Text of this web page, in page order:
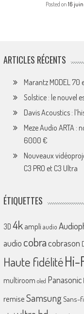
Posted on 16
ARTICLES RÉCENTS
Marantz MODEL
Solstice : le nouvel
Davis Acoustics :
Meze Audio ARTA
6000 €
Nouveaux
C3 PRO et C3 Ultra
ÉTIQUETTES
3D 4k ampliaudio
audio cobracobrason
Haute fidélitéHi-
multiroom oled Panasonic
remiseSamsungSans-